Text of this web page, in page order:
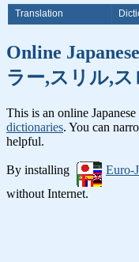
Translation
Online
ラー,スリル,
This is an online
dictionaries. You can
helpful.
By installing Euro-
without Internet.